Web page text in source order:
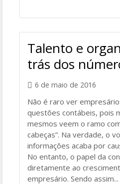
Talento e
trás dos
6 de maio de 2016
Não é raro ver
questões contábeis, pois
mesmos veem o ramo
cabeças”. Na verdade, o
informações acaba por
No entanto, o papel da
diretamente ao
empresário. Sendo assim...